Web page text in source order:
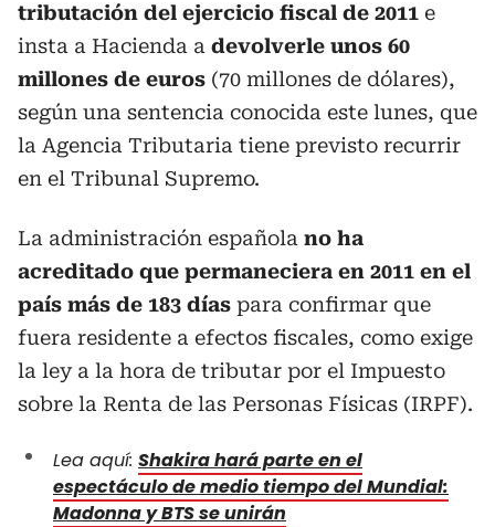
tributación del ejercicio fiscal de 2011 e
insta a Hacienda a devolverle unos 60
millones de euros (70 millones de dólares),
según una sentencia conocida este lunes, que
la Agencia Tributaria tiene previsto recurrir
en el Tribunal Supremo.
La administración española no ha
acreditado que permaneciera en 2011 en el
país más de 183 días para confirmar que
fuera residente a efectos fiscales, como exige
la ley a la hora de tributar por el Impuesto
sobre la Renta de las Personas Físicas (IRPF).
Lea aquí: Shakira hará parte en el
espectáculo de medio tiempo del Mundial:
Madonna y BTS se unirán